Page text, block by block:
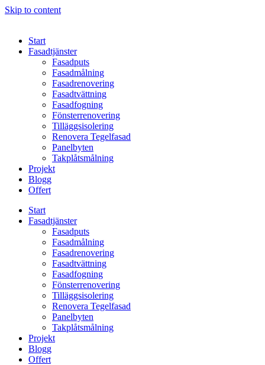
Skip to content
Start
Fasadtjänster
Fasadputs
Fasadmålning
Fasadrenovering
Fasadtvättning
Fasadfogning
Fönsterrenovering
Tilläggsisolering
Renovera Tegelfasad
Panelbyten
Takplåtsmålning
Projekt
Blogg
Offert
Start
Fasadtjänster
Fasadputs
Fasadmålning
Fasadrenovering
Fasadtvättning
Fasadfogning
Fönsterrenovering
Tilläggsisolering
Renovera Tegelfasad
Panelbyten
Takplåtsmålning
Projekt
Blogg
Offert